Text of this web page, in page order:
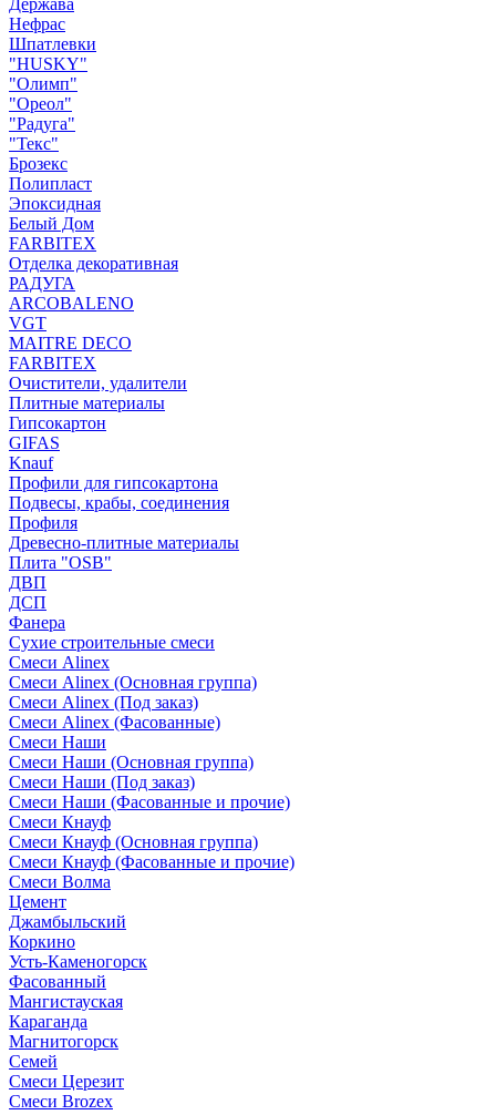
Держава
Нефрас
Шпатлевки
"HUSKY"
"Олимп"
"Ореол"
"Радуга"
"Текс"
Брозекс
Полипласт
Эпоксидная
Белый Дом
FARBITEX
Отделка декоративная
РАДУГА
ARCOBALENO
VGT
MAITRE DECO
FARBITEX
Очистители, удалители
Плитные материалы
Гипсокартон
GIFAS
Knauf
Профили для гипсокартона
Подвесы, крабы, соединения
Профиля
Древесно-плитные материалы
Плита "OSB"
ДВП
ДСП
Фанера
Сухие строительные смеси
Смеси Alinex
Смеси Alinex (Основная группа)
Смеси Alinex (Под заказ)
Смеси Alinex (Фасованные)
Смеси Наши
Смеси Наши (Основная группа)
Смеси Наши (Под заказ)
Смеси Наши (Фасованные и прочие)
Смеси Кнауф
Смеси Кнауф (Основная группа)
Смеси Кнауф (Фасованные и прочие)
Смеси Волма
Цемент
Джамбыльский
Коркино
Усть-Каменогорск
Фасованный
Мангистауская
Караганда
Магнитогорск
Семей
Смеси Церезит
Смеси Brozex